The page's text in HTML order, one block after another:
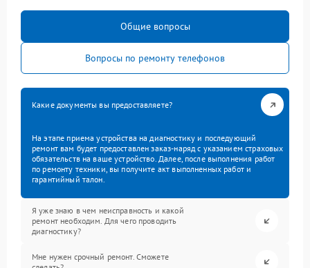
Общие вопросы
Вопросы по ремонту телефонов
Какие документы вы предоставляете?
На этапе приема устройства на диагностику и последующий
ремонт вам будет предоставлен заказ-наряд с указанием страховых
обязательств на ваше устройство. Далее, после выполнения работ
по ремонту техники, вы получите акт выполненных работ и
гарантийный талон.
Я уже знаю в чем неисправность и какой
ремонт необходим. Для чего проводить
диагностику?
Мне нужен срочный ремонт. Сможете